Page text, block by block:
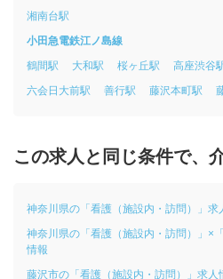
湘南台駅
小田急電鉄江ノ島線
鶴間駅
大和駅 桜ヶ丘駅 高座渋谷
六会日大前駅
善行駅 藤沢本町駅
この求人と同じ条件で、
神奈川県の「看護（施設内・訪問）」求
神奈川県の「看護（施設内・訪問）」×
情報
藤沢市の「看護（施設内・訪問）」求人